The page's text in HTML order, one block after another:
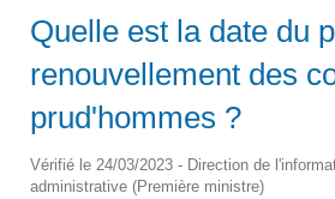
Quelle est la date du
renouvellement des
prud'hommes ?
Vérifié le 24/03/2023 - Direction de
administrative (Première ministre)